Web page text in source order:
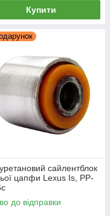
Купити
сайлентблок
цапфи Lexus Is, PP-
до відправки